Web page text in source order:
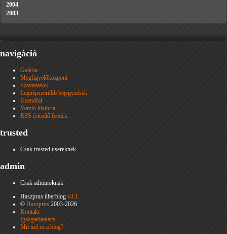
2004
2003
navigáció
Galéria
Megfigyelőközpont
Szavazások
Legnépszerűbb bejegyzések
Üzenőfal
Verzió história
RSS értesítő feedek
trusted
Csak trusted usereknek
admin
Csak adminoknak
Haszprus überblog v3.1
© Haszprus 2003-2026
Kontakt
Igazgatótanács
Mit tud ez a blog?